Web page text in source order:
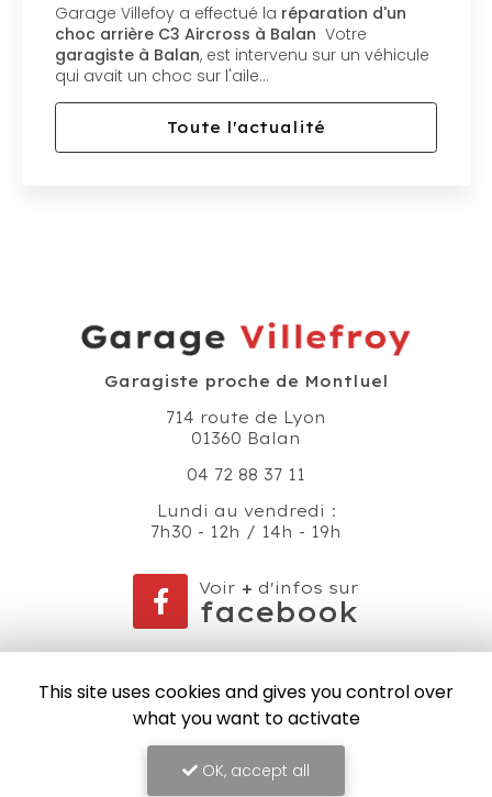
Garage Villefoy a effectué la réparation d'un
choc arrière C3 Aircross à Balan Votre
garagiste à Balan, est intervenu sur un véhicule
qui avait un choc sur l'aile…
Toute l'actualité
Garagiste proche de Montluel
714 route de Lyon
01360 Balan
04 72 88 37 11
Lundi au vendredi :
7h30 - 12h / 14h - 19h
Voir + d'infos sur
facebook
Envoyez un message
This site uses cookies and gives you control over
what you want to activate
OK, accept all